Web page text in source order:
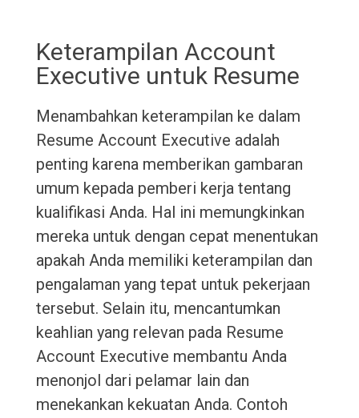
Keterampilan Account
Executive untuk Resume
Menambahkan keterampilan ke dalam
Resume Account Executive adalah
penting karena memberikan gambaran
umum kepada pemberi kerja tentang
kualifikasi Anda. Hal ini memungkinkan
mereka untuk dengan cepat menentukan
apakah Anda memiliki keterampilan dan
pengalaman yang tepat untuk pekerjaan
tersebut. Selain itu, mencantumkan
keahlian yang relevan pada Resume
Account Executive membantu Anda
menonjol dari pelamar lain dan
menekankan kekuatan Anda. Contoh